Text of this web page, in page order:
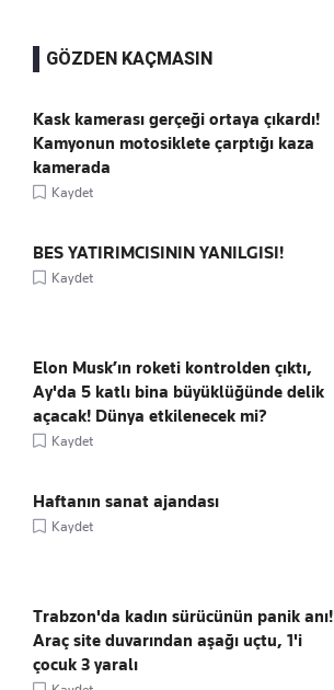
GÖZDEN KAÇMASIN
Kask kamerası gerçeği ortaya çıkardı!
Kamyonun motosiklete çarptığı kaza
kamerada
Kaydet
BES YATIRIMCISININ YANILGISI!
Kaydet
Elon Musk’ın roketi kontrolden çıktı,
Ay'da 5 katlı bina büyüklüğünde delik
açacak! Dünya etkilenecek mi?
Kaydet
Haftanın sanat ajandası
Kaydet
Trabzon'da kadın sürücünün panik anı!
Araç site duvarından aşağı uçtu, 1'i
çocuk 3 yaralı